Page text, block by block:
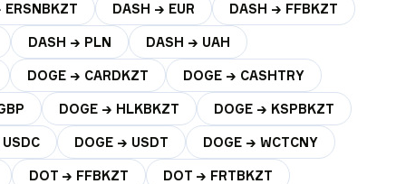
ERSNBKZT DASH → EUR DASH → FFBKZT
DASH → PLN DASH → UAH
DOGE → CARDKZT DOGE → CASHTRY
DOGE → HLKBKZT DOGE → KSPBKZT
DOGE → USDT DOGE → WCTCNY
DOT → FFBKZT DOT → FRTBKZT